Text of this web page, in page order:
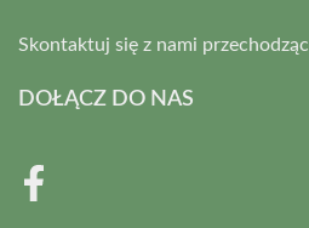
Skontaktuj się z nami
DOŁĄCZ DO NAS